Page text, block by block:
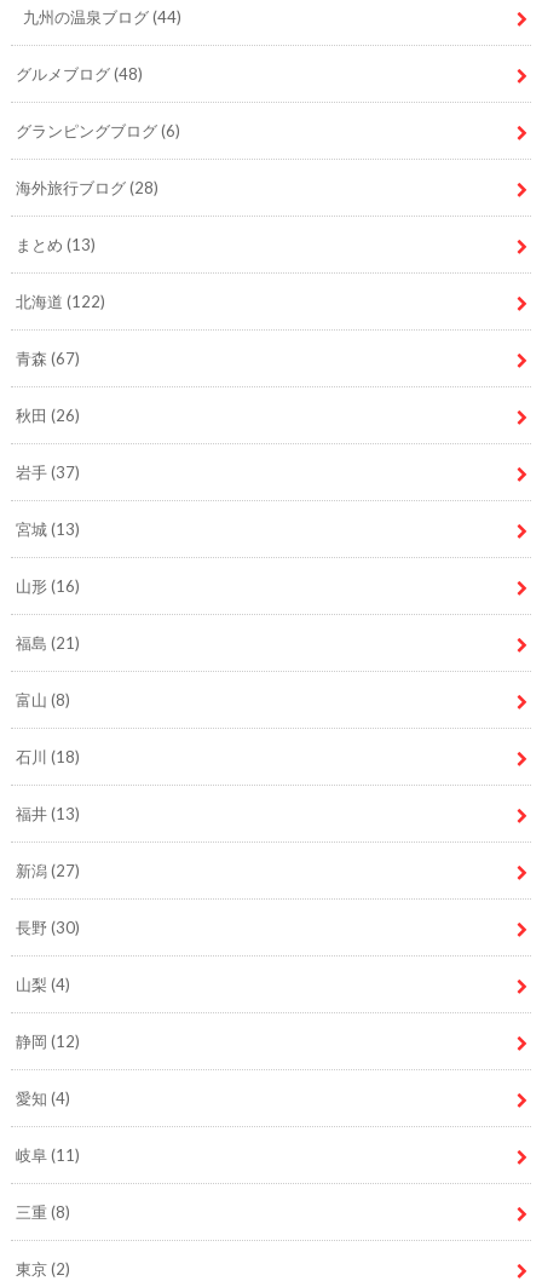
九州の温泉ブログ(44)
グルメブログ(48)
グランピングブログ(6)
海外旅行ブログ(28)
まとめ (13)
北海道 (122)
青森 (67)
秋田 (26)
岩手(37)
宮城(13)
山形(16)
福島 (21)
富山 (8)
石川 (18)
福井(13)
新潟(27)
長野(30)
山梨 (4)
静岡 (12)
愛知 (4)
岐阜(11)
三重 (8)
東京(2)